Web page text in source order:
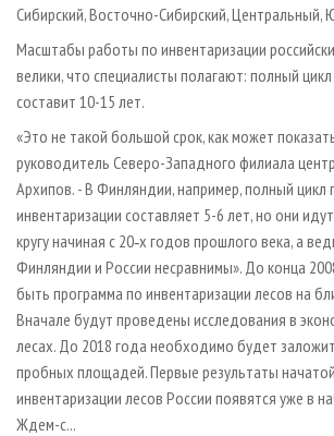
Сибирский, Восточно-Сибирский, Центральный,
Масштабы работы по инвентаризации
велики, что специалисты полагают: полный
составит 10-15 лет.
«Это не такой большой срок, как может
руководитель Северо-Западного филиала
Архипов. - В Финляндии, например, полный цикл
инвентаризации составляет 5-6 лет, но они
кругу начиная с 20‑х годов прошлого века, а
Финляндии и России несравнимы». До конца
быть программа по инвентаризации лесов на
Вначале будут проведены исследования в
лесах. До 2018 года необходимо будет
пробных площадей. Первые результаты
инвентаризации лесов России появятся уже в
Ждем-с...